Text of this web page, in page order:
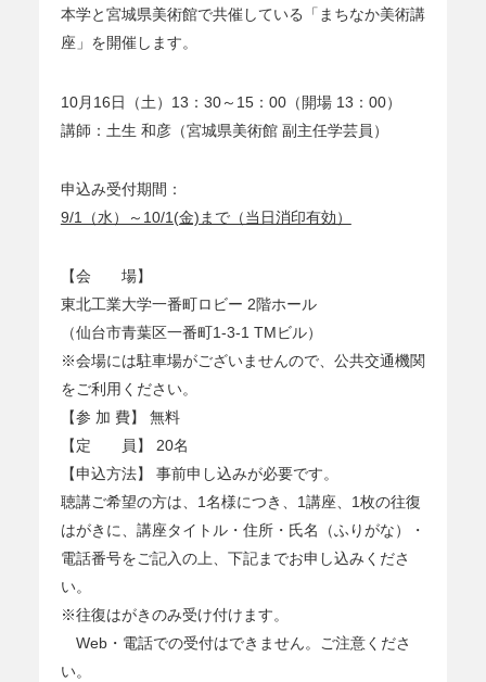
本学と宮城県美術館で共催している「まちなか美術講
座」を開催します。
10月16日（土）13：30～15：00（開場 13：00）
講師：土生 和彦（宮城県美術館 副主任学芸員）
申込み受付期間：
9/1（水）～10/1(金)まで（当日消印有効）
【会 場】
東北工業大学一番町ロビー 2階ホール
（仙台市青葉区一番町1-3-1 TMビル）
※会場には駐車場がございませんので、公共交通機関
をご利用ください。
【参 加 費】 無料
【定 員】 20名
【申込方法】 事前申し込みが必要です。
聴講ご希望の方は、1名様につき、1講座、1枚の往復
はがきに、講座タイトル・住所・氏名（ふりがな）・
電話番号をご記入の上、下記までお申し込みくださ
い。
※往復はがきのみ受け付けます。
Web・電話での受付はできません。ご注意くださ
い。